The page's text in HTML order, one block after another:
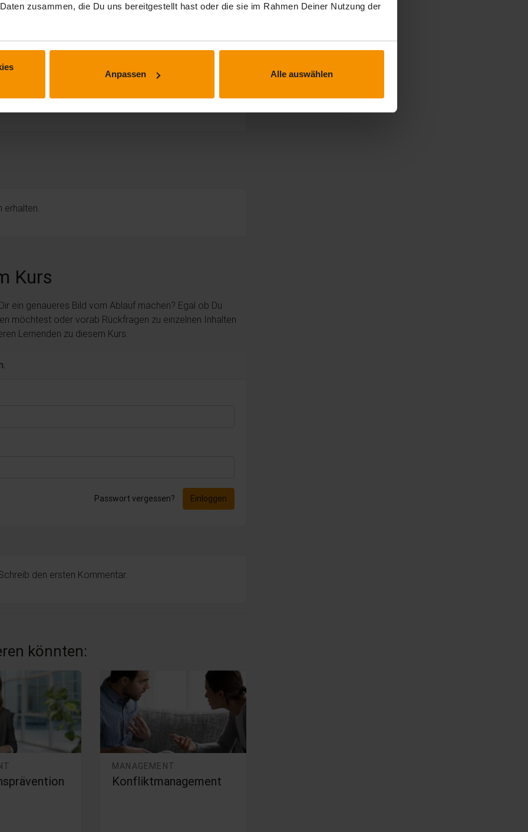
zusammen, die Du uns bereitgestellt hast oder die sie im Rahmen Deiner Nutzung der
Anpassen Alle auswählen
erhalten.
Kurs
ein genaueres Bild vom Ablauf machen? Egal ob Du
möchtest oder vorab Rückfragen zu einzelnen Inhalten
Lernenden zu diesem Kurs.
Passwort vergessen? Einloggen
den ersten Kommentar.
könnten:
MANAGEMENT
Konfliktmanagement